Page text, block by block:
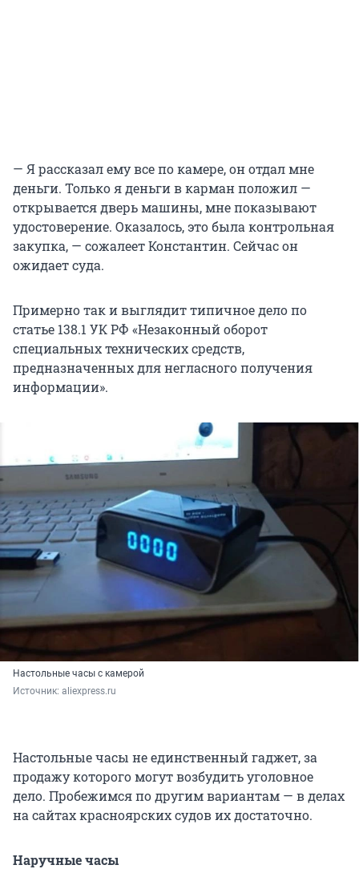
— Я рассказал ему все по камере, он отдал мне
деньги. Только я деньги в карман положил —
открывается дверь машины, мне показывают
удостоверение. Оказалось, это была контрольная
закупка, — сожалеет Константин. Сейчас он
ожидает суда.
Примерно так и выглядит типичное дело по
статье 138.1 УК РФ «Незаконный оборот
специальных технических средств,
предназначенных для негласного получения
информации».
Настольные часы с камерой
Источник: aliexpress.ru
Настольные часы не единственный гаджет, за
продажу которого могут возбудить уголовное
дело. Пробежимся по другим вариантам — в делах
на сайтах красноярских судов их достаточно.
Наручные часы